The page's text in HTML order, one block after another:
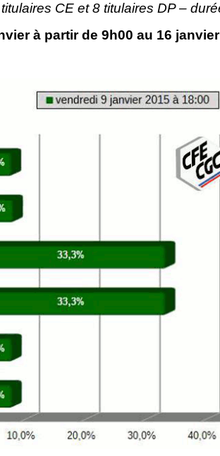
CE et 8 titulaires DP –
à partir de 9h00 au 16